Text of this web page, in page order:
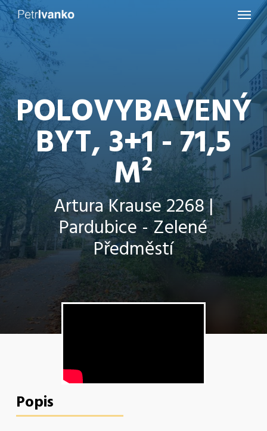
Skip
to
main
content
Menu
POLOVYBAVENÝ
BYT, 3+1 - 71,5
M²
Artura Krause 2268 |
Pardubice - Zelené
Předměstí
Popis